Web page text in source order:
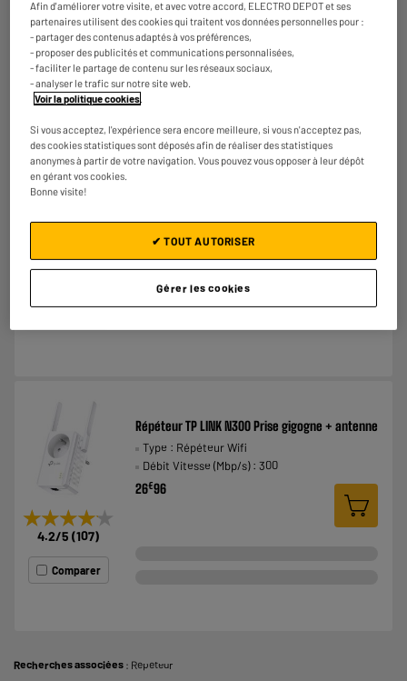
Comparer
★★★★★
★★★★★
Répéteur TP LINK E365 - AC 1200
92
★★★★★
★★★★★
4.2/5 (107)
Comparer
Répéteur TP LINK N300 Prise gigogne + antenne
Type : Répéteur Wifi
Débit Vitesse (Mbp/s) : 300
26€96
Recherches associées : Répéteur
Afin d'améliorer votre visite, et avec votre accord, ELECTRO DEPOT et ses
partenaires utilisent des cookies qui traitent vos données personnelles pour :
- partager des contenus adaptés à vos préférences,
- proposer des publicités et communications personnalisées,
- faciliter le partage de contenu sur les réseaux sociaux,
- analyser le trafic sur notre site web.
Voir la politique cookies.
Si vous acceptez, l'expérience sera encore meilleure, si vous n'acceptez pas,
des cookies statistiques sont déposés afin de réaliser des statistiques
anonymes à partir de votre navigation. Vous pouvez vous opposer à leur dépôt
en gérant vos cookies.
Bonne visite!
Gérer les cookies
✔ TOUT AUTORISER